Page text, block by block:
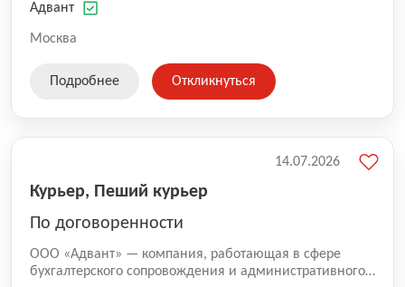
Адвант
Москва
Подробнее Откликнуться
Курьер, Пеший курьер
По договоренности
ООО «Адвант» — компания, работающая в сфере
бухгалтерского сопровождения и административного
14.07.2026